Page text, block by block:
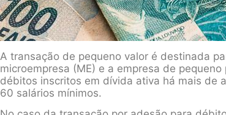
A transação de pequeno valor é destinada
microempresa (ME) e a empresa de
débitos inscritos em dívida ativa há mais de
60 salários mínimos.